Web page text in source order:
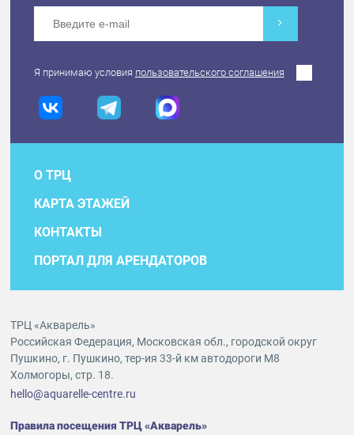
Я принимаю условия пользовательского соглашения
О ТРЦ
КАРТА ЭТАЖЕЙ
КОНТАКТЫ
ПОРТАЛ ДЛЯ АРЕНДАТОРОВ
ТРЦ «Акварель»
Российская Федерация, Московская обл., городской округ
Пушкино, г. Пушкино, тер-ия 33-й км автодороги М8
Холмогоры, стр. 18.
hello@aquarelle-centre.ru
Правила посещения ТРЦ «Акварель»